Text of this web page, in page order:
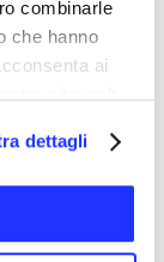
combinarle
che hanno
ai
dettagli